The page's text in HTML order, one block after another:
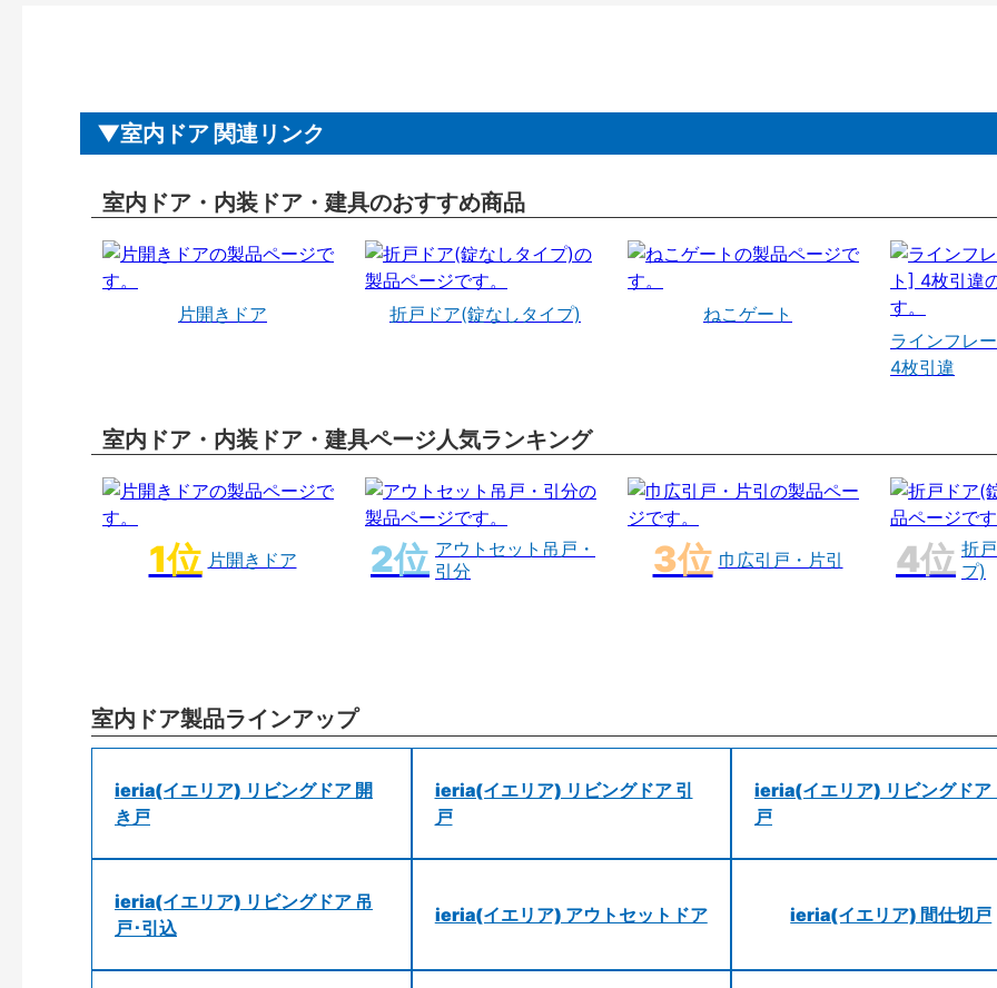
室内ドア 関連リンク
室内ドア・内装ドア・建具のおすすめ商品
片開きドア 折戸ドア(錠なしタイプ)
ねこゲート
ラインフレ
4枚引違
室内ドア・内装ドア・建具ページ人気ランキング
片開きドア
アウトセット吊戸・
引分
巾広引戸・片引
折
プ)
室内ドア製品ラインアップ
ieria(イエリア) リビングドア 開
き戸
ieria(イエリア) リビングドア 引
戸
ieria(イエリア) リビングドア
戸
ieria(イエリア) リビングドア 吊
戸･引込
ieria(イエリア) アウトセットドア ieria(イエリア) 間仕切戸